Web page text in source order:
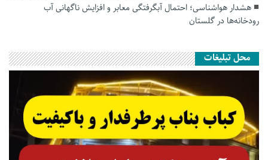
هشدار هواشناسی؛ احتمال آبگرفتگی معابر و افزایش ناگهانی آب
رودخانه‌ها در گلستان
محل تبلیغات